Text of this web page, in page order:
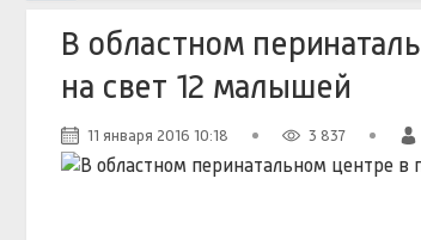
В областном
на свет 12 малышей
11 января 2016 10:18 3 837